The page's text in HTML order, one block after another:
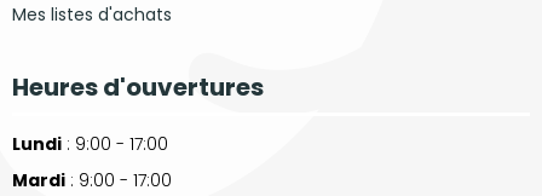
Mes listes d'achats
Heures d'ouvertures
Lundi : 9:00 - 17:00
Mardi : 9:00 - 17:00